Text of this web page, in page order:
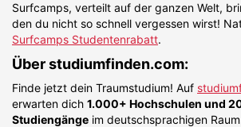
Surfcamps, verteilt auf der ganzen Welt,
den du nicht so schnell vergessen wirst!
Surfcamps Studentenrabatt.
Über studiumfinden.com:
Finde jetzt dein Traumstudium! Auf
erwarten dich 1.000+ Hochschulen und
Studiengänge im deutschsprachigen